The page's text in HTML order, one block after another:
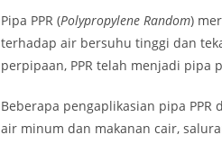
Pipa PPR (Polypropylene Random)
terhadap air bersuhu tinggi dan
perpipaan, PPR telah menjadi
Beberapa pengaplikasian pipa
air minum dan makanan cair,